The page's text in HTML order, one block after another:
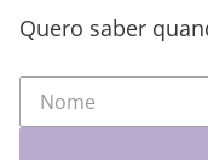
Quero saber